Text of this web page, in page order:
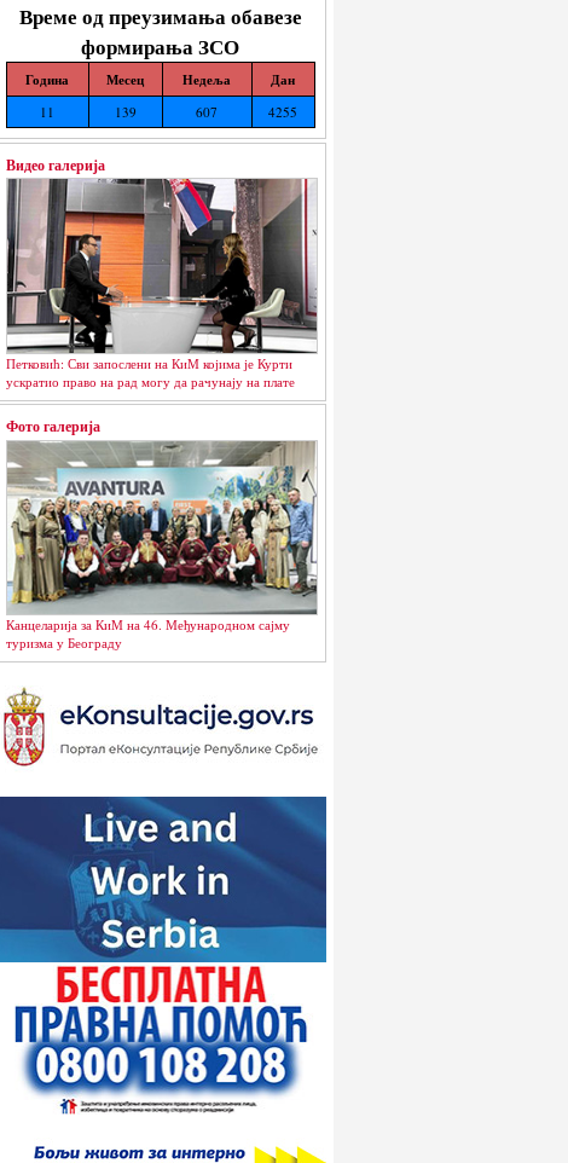
Време од преузимања обавезе
формирања ЗСО
Година Месец Недеља Дан
11 139 607 4255
Видео галерија
Петковић: Сви запослени на КиМ којима је Курти
ускратио право на рад могу да рачунају на плате
Фото галерија
Канцеларија за КиМ на 46. Међународном сајму
туризма у Београду